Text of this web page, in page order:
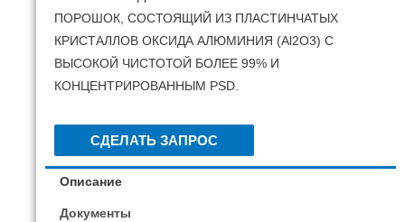
ПОРОШОК, СОСТОЯЩИЙ ИЗ ПЛАСТИНЧАТЫХ
КРИСТАЛЛОВ ОКСИДА АЛЮМИНИЯ (Al2O3) С
ВЫСОКОЙ ЧИСТОТОЙ БОЛЕЕ 99% И
КОНЦЕНТРИРОВАННЫМ PSD.
СДЕЛАТЬ ЗАПРОС
Описание
Документы